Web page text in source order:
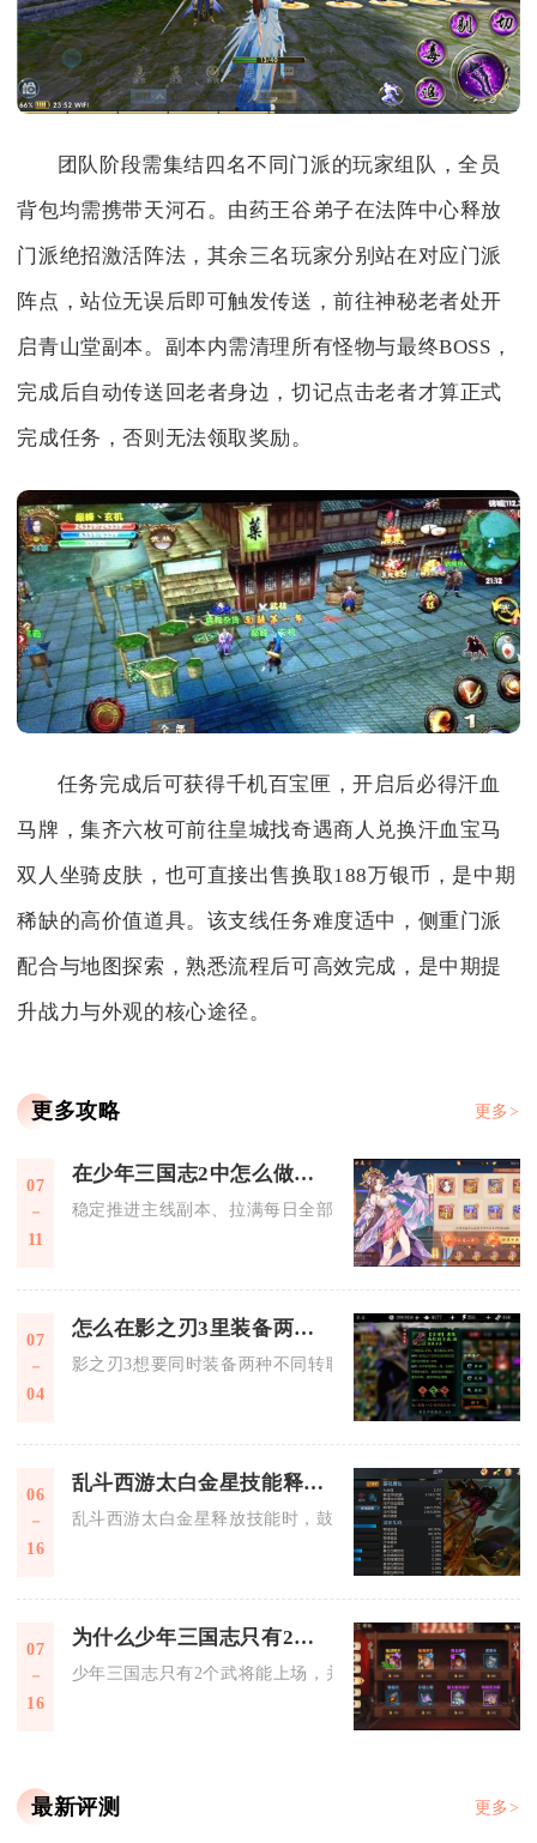
团队阶段需集结四名不同门派的玩家组队，全员
背包均需携带天河石。由药王谷弟子在法阵中心释放
门派绝招激活阵法，其余三名玩家分别站在对应门派
阵点，站位无误后即可触发传送，前往神秘老者处开
启青山堂副本。副本内需清理所有怪物与最终BOSS，
完成后自动传送回老者身边，切记点击老者才算正式
完成任务，否则无法领取奖励。
任务完成后可获得千机百宝匣，开启后必得汗血
马牌，集齐六枚可前往皇城找奇遇商人兑换汗血宝马
双人坐骑皮肤，也可直接出售换取188万银币，是中期
稀缺的高价值道具。该支线任务难度适中，侧重门派
配合与地图探索，熟悉流程后可高效完成，是中期提
升战力与外观的核心途径。
更多攻略 更多>
07
11
在少年三国志2中怎么做到升级至121
稳定推进主线副本、拉满每日全部经验产出渠道、精细化管
07
04
怎么在影之刃3里装备两种不同职业的技能
影之刃3想要同时装备两种不同转职分支的技能，核心操作
06
16
乱斗西游太白金星技能释放时有什么特效
乱斗西游太白金星释放技能时，鼓之舞会伴随金色鼓影与音
07
16
为什么少年三国志只有2个武将能上场
少年三国志只有2个武将能上场，并非游戏强制限制，而是
最新评测 更多>